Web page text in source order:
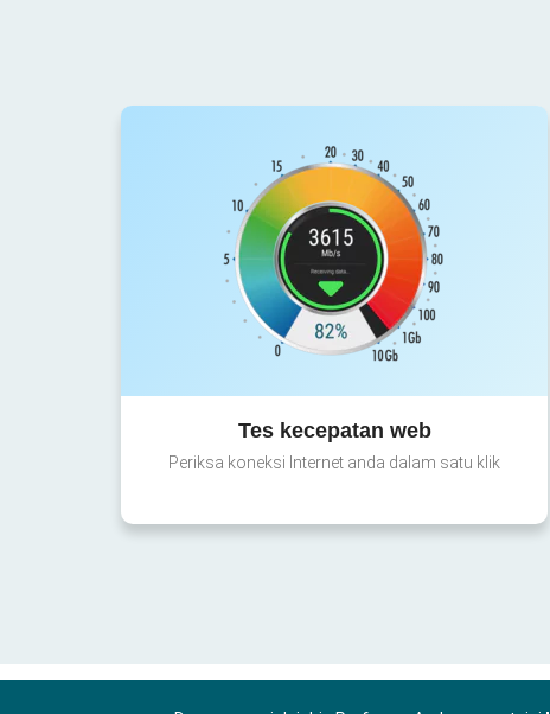
Tes kecepatan web
Periksa koneksi Internet anda dalam satu klik